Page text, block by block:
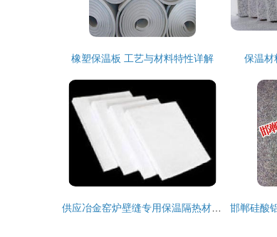
橡塑保温板 工艺与材料特性详解 保温材